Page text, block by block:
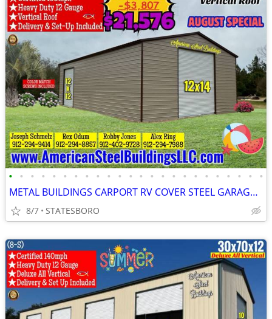
• • • • • • • • • • • • • • • • • • • • • • • •
METAL BUILDINGS CARPORT RV COVER STEEL GARAGE UTILITY SHED POLE BARN
8/7 STATESBORO